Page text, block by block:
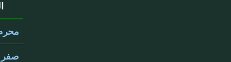
محرم
صفر 325